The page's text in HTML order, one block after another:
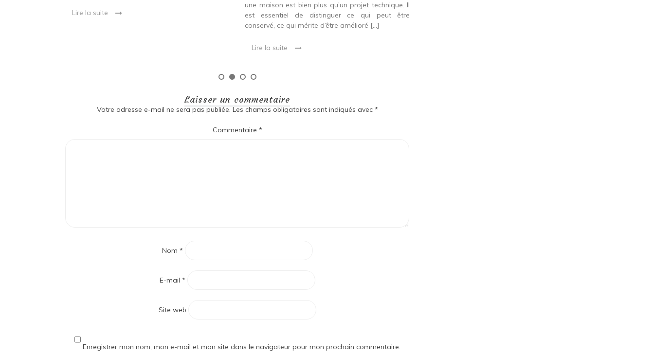
Lire la suite
une maison est bien plus qu’un projet technique. Il
est essentiel de distinguer ce qui peut être
conservé, ce qui mérite d’être amélioré […]
Lire la suite
Laisser un commentaire
Votre adresse e-mail ne sera pas publiée. Les champs obligatoires sont indiqués avec *
Commentaire *
Nom *
E-mail *
Site web
Enregistrer mon nom, mon e-mail et mon site dans le navigateur pour mon prochain commentaire.